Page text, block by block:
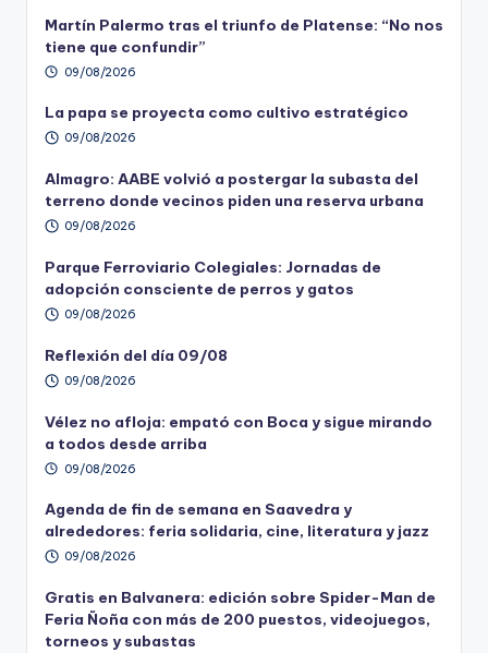
Martín Palermo tras el triunfo de Platense: “No nos
tiene que confundir”
09/08/2026
La papa se proyecta como cultivo estratégico
09/08/2026
Almagro: AABE volvió a postergar la subasta del
terreno donde vecinos piden una reserva urbana
09/08/2026
Parque Ferroviario Colegiales: Jornadas de
adopción consciente de perros y gatos
09/08/2026
Reflexión del día 09/08
09/08/2026
Vélez no afloja: empató con Boca y sigue mirando
a todos desde arriba
09/08/2026
Agenda de fin de semana en Saavedra y
alrededores: feria solidaria, cine, literatura y jazz
09/08/2026
Gratis en Balvanera: edición sobre Spider-Man de
Feria Ñoña con más de 200 puestos, videojuegos,
torneos y subastas